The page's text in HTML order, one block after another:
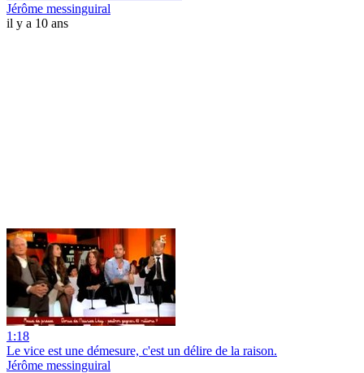
Jérôme messinguiral
il y a 10 ans
1:18
Le vice est une démesure, c'est un délire de la raison.
Jérôme messinguiral